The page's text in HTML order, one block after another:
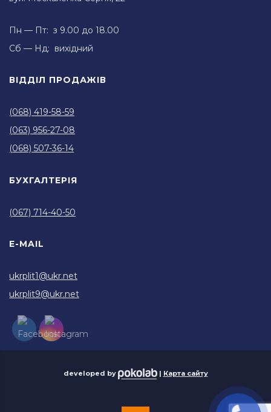
Пн — Пт: з 9.00 до 18.00
Сб — Нд: вихідний
ВІДДІЛ ПРОДАЖІВ
(068) 419-58-59
(063) 956-27-08
(068) 507-36-14
БУХГАЛТЕРІЯ
(067) 714-40-50
E-MAIL
ukrplit1@ukr.net
ukrplit9@ukr.net
developed by | Карта сайту